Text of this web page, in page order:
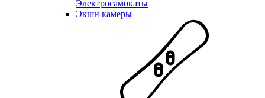
Электросамокаты
Экшн камеры